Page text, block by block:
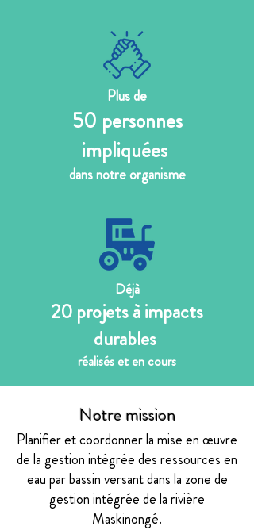
Plus de
50 personnes
impliquées
dans notre organisme
Déjà
20 projets à impacts
durables
réalisés et en cours
Notre mission
Planifier et coordonner la mise en œuvre
de la gestion intégrée des ressources en
eau par bassin versant dans la zone de
gestion intégrée de la rivière
Maskinongé.